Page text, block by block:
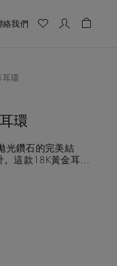
絡我們
耳環
環
光鑽石的完美結
這款18K黃金耳環
石，與白鑽、鑽石
錘打工藝，使得鑽